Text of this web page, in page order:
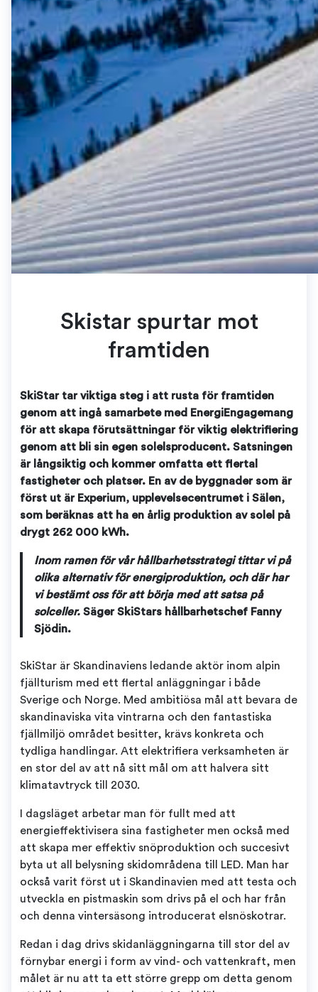
Skistar spurtar mot
framtiden
SkiStar tar viktiga steg i att rusta för framtiden
genom att ingå samarbete med EnergiEngagemang
för att skapa förutsättningar för viktig elektrifiering
genom att bli sin egen solelsproducent. Satsningen
är långsiktig och kommer omfatta ett flertal
fastigheter och platser. En av de byggnader som är
först ut är Experium, upplevelsecentrumet i Sälen,
som beräknas att ha en årlig produktion av solel på
drygt 262 000 kWh.
Inom ramen för vår hållbarhetsstrategi tittar vi på
olika alternativ för energiproduktion, och där har
vi bestämt oss för att börja med att satsa på
solceller. Säger SkiStars hållbarhetschef Fanny
Sjödin.
SkiStar är Skandinaviens ledande aktör inom alpin
fjällturism med ett flertal anläggningar i både
Sverige och Norge. Med ambitiösa mål att bevara de
skandinaviska vita vintrarna och den fantastiska
fjällmiljö området besitter, krävs konkreta och
tydliga handlingar. Att elektrifiera verksamheten är
en stor del av att nå sitt mål om att halvera sitt
klimatavtryck till 2030.
I dagsläget arbetar man för fullt med att
energieffektivisera sina fastigheter men också med
att skapa mer effektiv snöproduktion och succesivt
byta ut all belysning skidområdena till LED. Man har
också varit först ut i Skandinavien med att testa och
utveckla en pistmaskin som drivs på el och har från
och denna vintersäsong introducerat elsnöskotrar.
Redan i dag drivs skidanläggningarna till stor del av
förnybar energi i form av vind- och vattenkraft, men
målet är nu att ta ett större grepp om detta genom